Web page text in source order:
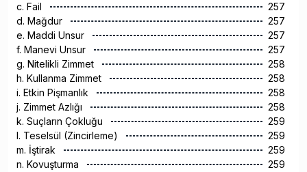
c. Fail
257
d. Mağdur
257
e. Maddi Unsur
257
f. Manevi Unsur
257
g. Nitelikli Zimmet
258
h. Kullanma Zimmet
258
i. Etkin Pişmanlık
258
j. Zimmet Azlığı
258
k. Suçların Çokluğu
259
l. Teselsül (Zincirleme)
259
m. İştirak
259
n. Kovuşturma
259